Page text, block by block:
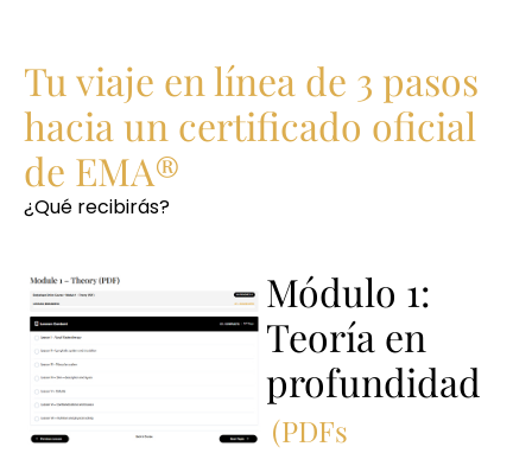
Tu viaje en línea de 3 pasos
hacia un certificado oficial
de EMA®
¿Qué recibirás?
Módulo 1:
Teoría en
profundidad
(PDFs